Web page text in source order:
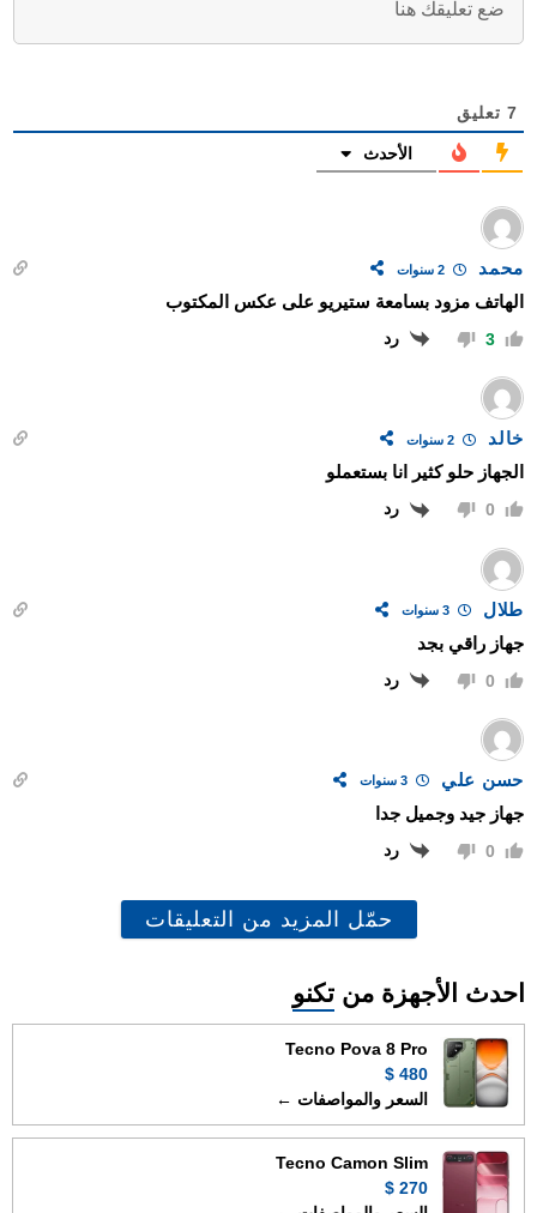
7 تعليق
الأحدث
محمد
الهاتف مزود بسامعة ستيريو على عكس المكتوب
3 رد
خالد
الجهاز حلو كثير انا بستعملو
0 رد
طلال 3 سنوات
جهاز راقي بجد
0 رد
حسن علي
جهاز جيد وجميل جدا
0 رد
حمّل المزيد من التعليقات
احدث الأجهزة من تكنو
Tecno Pova 8 Pro
480 $
السعر والمواصفات ←
Tecno Camon Slim
270 $